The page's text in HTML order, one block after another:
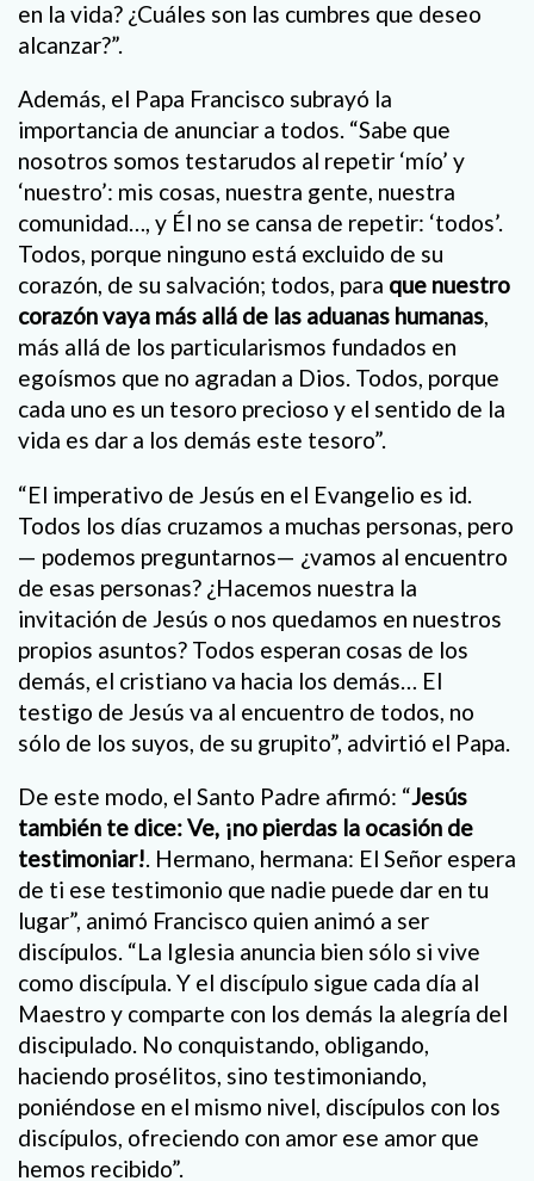
en la vida? ¿Cuáles son las cumbres que deseo
alcanzar?”.
Además, el Papa Francisco subrayó la
importancia de anunciar a todos. “Sabe que
nosotros somos testarudos al repetir ‘mío’ y
‘nuestro’: mis cosas, nuestra gente, nuestra
comunidad…, y Él no se cansa de repetir: ‘todos’.
Todos, porque ninguno está excluido de su
corazón, de su salvación; todos, para que nuestro
corazón vaya más allá de las aduanas humanas,
más allá de los particularismos fundados en
egoísmos que no agradan a Dios. Todos, porque
cada uno es un tesoro precioso y el sentido de la
vida es dar a los demás este tesoro”.
“El imperativo de Jesús en el Evangelio es id.
Todos los días cruzamos a muchas personas, pero
— podemos preguntarnos— ¿vamos al encuentro
de esas personas? ¿Hacemos nuestra la
invitación de Jesús o nos quedamos en nuestros
propios asuntos? Todos esperan cosas de los
demás, el cristiano va hacia los demás… El
testigo de Jesús va al encuentro de todos, no
sólo de los suyos, de su grupito”, advirtió el Papa.
De este modo, el Santo Padre afirmó: “Jesús
también te dice:Ve, ¡no pierdas la ocasión de
testimoniar!. Hermano, hermana: El Señor espera
de ti ese testimonio que nadie puede dar en tu
lugar”, animó Francisco quien animó a ser
discípulos. “La Iglesia anuncia bien sólo si vive
como discípula. Y el discípulo sigue cada día al
Maestro y comparte con los demás la alegría del
discipulado. No conquistando, obligando,
haciendo prosélitos, sino testimoniando,
poniéndose en el mismo nivel, discípulos con los
discípulos, ofreciendo con amor ese amor que
hemos recibido”.